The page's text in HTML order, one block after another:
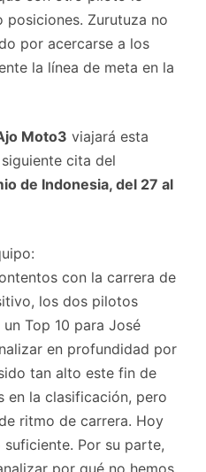
posiciones. Zurutuza no
por acercarse a los
la línea de meta en la
Moto3 viajará esta
cita del
de Indonesia, del 27 al
con la carrera de
los dos pilotos
Top 10 para José
en profundidad por
tan alto este fin de
en la clasificación, pero
ritmo de carrera. Hoy
Por su parte,
por qué no hemos